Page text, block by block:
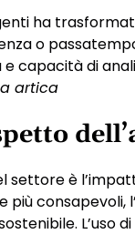
ha
o
capacità di
artica
settore è
consapevoli,
L’uso